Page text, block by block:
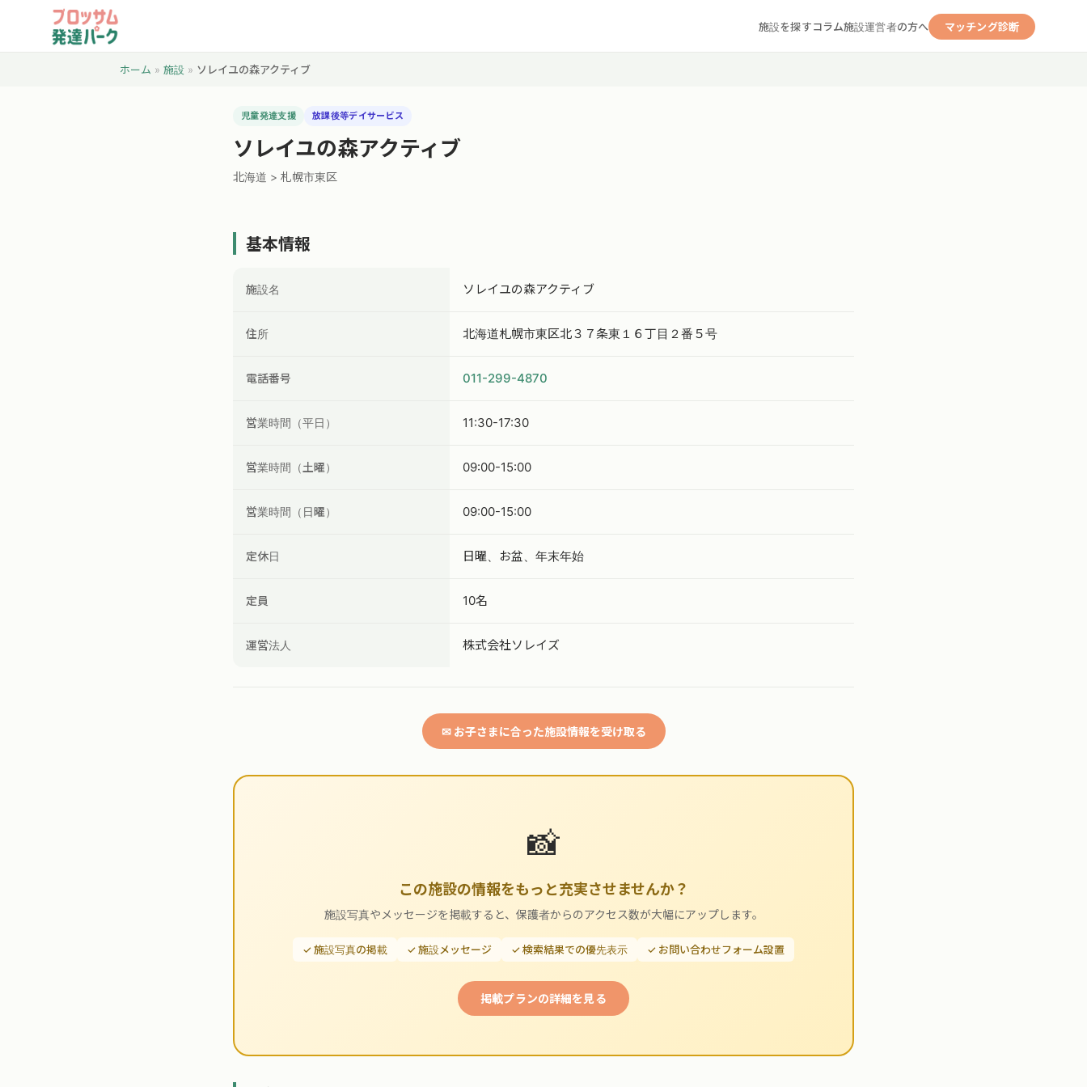
施設を探すコラム施設運営者の方へ マッチング診断
ホーム » 施設 » ソレイユの森アクティブ
児童発達支援 放課後等デイサービス
ソレイユの森アクティブ
北海道 > 札幌市東区
基本情報
施設名 ソレイユの森アクティブ
住所 北海道札幌市東区北３７条東１６丁目２番５号
電話番号 011-299-4870
営業時間（平日） 11:30-17:30
営業時間（土曜） 09:00-15:00
営業時間（日曜） 09:00-15:00
定休日 日曜、お盆、年末年始
定員 10名
運営法人 株式会社ソレイズ
✉ お子さまに合った施設情報を受け取る
📸
この施設の情報をもっと充実させませんか？
施設写真やメッセージを掲載すると、保護者からのアクセス数が大幅にアップします。
✓ 施設写真の掲載 ✓ 施設メッセージ ✓ 検索結果での優先表示 ✓ お問い合わせフォーム設置
掲載プランの詳細を見る